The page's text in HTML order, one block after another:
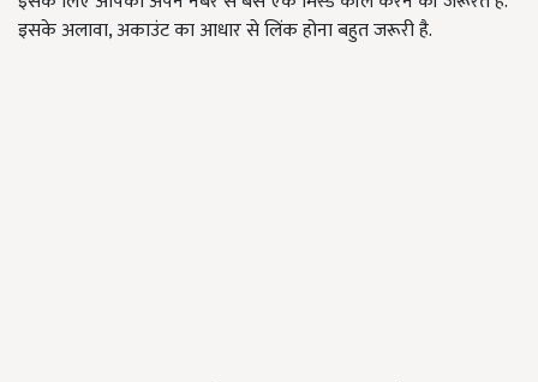
इसके अलावा, अकाउंट का आधार से लिंक होना बहुत जरूरी है.